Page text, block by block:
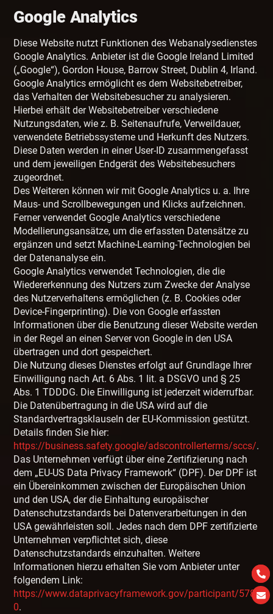
Google Analytics
Diese Website nutzt Funktionen des Webanalysedienstes
Google Analytics. Anbieter ist die Google Ireland Limited
(„Google“), Gordon House, Barrow Street, Dublin 4, Irland.
Google Analytics ermöglicht es dem Websitebetreiber,
das Verhalten der Websitebesucher zu analysieren.
Hierbei erhält der Websitebetreiber verschiedene
Nutzungsdaten, wie z. B. Seitenaufrufe, Verweildauer,
verwendete Betriebssysteme und Herkunft des Nutzers.
Diese Daten werden in einer User-ID zusammengefasst
und dem jeweiligen Endgerät des Websitebesuchers
zugeordnet.
Des Weiteren können wir mit Google Analytics u. a. Ihre
Maus- und Scrollbewegungen und Klicks aufzeichnen.
Ferner verwendet Google Analytics verschiedene
Modellierungsansätze, um die erfassten Datensätze zu
ergänzen und setzt Machine-Learning-Technologien bei
der Datenanalyse ein.
Google Analytics verwendet Technologien, die die
Wiedererkennung des Nutzers zum Zwecke der Analyse
des Nutzerverhaltens ermöglichen (z. B. Cookies oder
Device-Fingerprinting). Die von Google erfassten
Informationen über die Benutzung dieser Website werden
in der Regel an einen Server von Google in den USA
übertragen und dort gespeichert.
Die Nutzung dieses Dienstes erfolgt auf Grundlage Ihrer
Einwilligung nach Art. 6 Abs. 1 lit. a DSGVO und § 25
Abs. 1 TDDDG. Die Einwilligung ist jederzeit widerrufbar.
Die Datenübertragung in die USA wird auf die
Standardvertragsklauseln der EU-Kommission gestützt.
Details finden Sie hier:
https://business.safety.google/adscontrollerterms/sccs/.
Das Unternehmen verfügt über eine Zertifizierung nach
dem „EU-US Data Privacy Framework“ (DPF). Der DPF ist
ein Übereinkommen zwischen der Europäischen Union
und den USA, der die Einhaltung europäischer
Datenschutzstandards bei Datenverarbeitungen in den
USA gewährleisten soll. Jedes nach dem DPF zertifizierte
Unternehmen verpflichtet sich, diese
Datenschutzstandards einzuhalten. Weitere
Informationen hierzu erhalten Sie vom Anbieter unter
folgendem Link:
https://www.dataprivacyframework.gov/participant/578
0.